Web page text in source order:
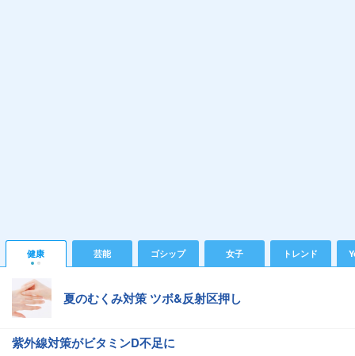
健康 芸能 ゴシップ 女子 トレンド
夏のむくみ対策 ツボ&反射区押し
紫外線対策がビタミンD不足に